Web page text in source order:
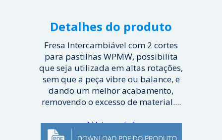
Detalhes do produto
Fresa Intercambiável com 2 cortes
para pastilhas WPMW, possibilita
que seja utilizada em altas rotações,
sem que a peça vibre ou balance, e
dando um melhor acabamento,
removendo o excesso de material....
[ Veja mais ]